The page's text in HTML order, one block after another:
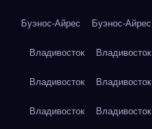
Буэнос-Айрес Буэнос-Айрес
Владивосток Владивосток
Владивосток Владивосток
Владивосток Владивосток